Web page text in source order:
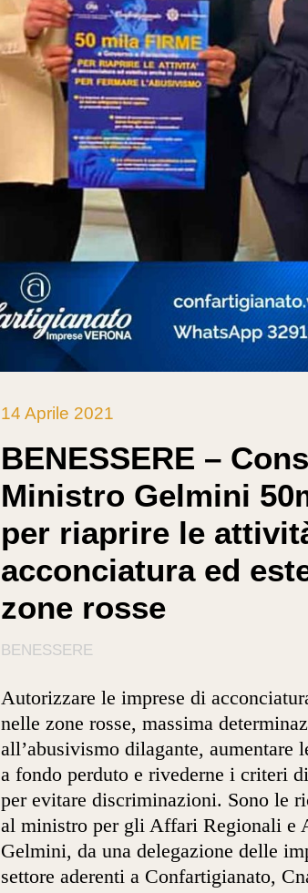
14 Aprile 2021
BENESSERE –
Ministro Gelmini
per riaprire le
acconciatura ed
zone rosse
BENESSERE
Autorizzare le imprese di
nelle zone rosse, massima
all’abusivismo dilagante, aumentare
a fondo perduto e rivederne i criteri
per evitare discriminazioni. Sono le
al ministro per gli Affari Regionali e
Gelmini, da una delegazione delle
settore aderenti a Confartigianato,